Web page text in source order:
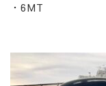
・6MT